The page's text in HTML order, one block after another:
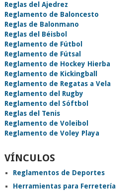
Reglas del Ajedrez
Reglamento de Baloncesto
Reglas de Balonmano
Reglas del Béisbol
Reglamento de Fútbol
Reglamento de Fútsal
Reglamento de Hockey Hierba
Reglamento de Kickingball
Reglamento de Regatas a Vela
Reglamento del Rugby
Reglamento del Sóftbol
Reglas del Tenis
Reglamento de Voleibol
Reglamento de Voley Playa
VÍNCULOS
Reglamentos de Deportes
Herramientas para Ferretería